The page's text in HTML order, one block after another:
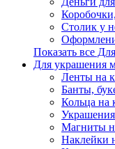
Столик у
Показать все
Для украшения
Ленты на
Банты,
Кольца на
Магниты
Наклейки